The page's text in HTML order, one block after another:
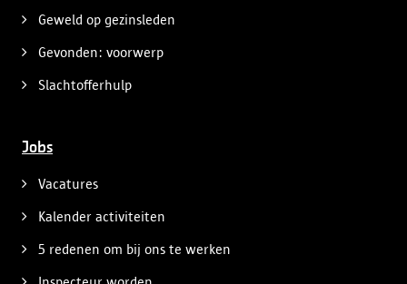
Geweld op gezinsleden
Gevonden: voorwerp
Slachtofferhulp
Jobs
Vacatures
Kalender activiteiten
5 redenen om bij ons te werken